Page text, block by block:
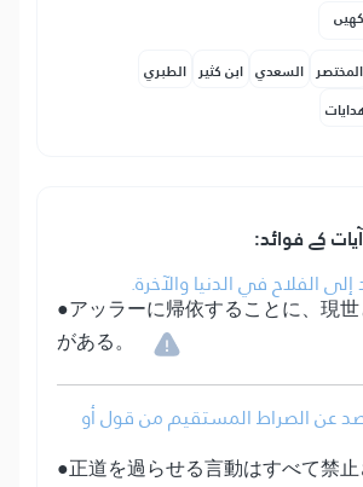
المختصر السعدي ابن كثير الطبري
کے فوائد:
الفلاح في الدنيا والآخرة.
●アッラーに帰依することに、現
がある。
عن الصراط المستقيم من قول أو
●正道を過らせる言動はすべて禁止